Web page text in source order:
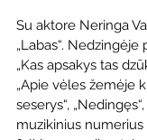
Su aktore Neringa
„Labas“.
„Kas apsakys tas
„Apie vėles žemėje
seserys“,
muzikinius